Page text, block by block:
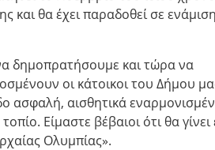
θα έχει παραδοθεί σε ενάμιση
δημοπρατήσουμε και τώρα να
οι κάτοικοι του Δήμου
ασφαλή, αισθητικά
Είμαστε βέβαιοι ότι θα γίνει
Ολυμπίας».